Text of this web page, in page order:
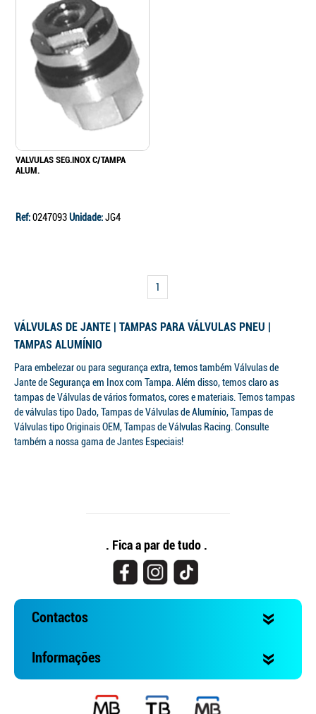
VALVULAS SEG.INOX C/TAMPA
ALUM.
Ref:0247093Unidade:JG4
1
VÁLVULAS DE JANTE | TAMPAS PARA VÁLVULAS PNEU |
TAMPAS ALUMÍNIO
Para embelezar ou para segurança extra, temos também Válvulas de
Jante de Segurança em Inox com Tampa. Além disso, temos claro as
tampas de Válvulas de vários formatos, cores e materiais. Temos tampas
de válvulas tipo Dado, Tampas de Válvulas de Alumínio, Tampas de
Válvulas tipo Originais OEM, Tampas de Válvulas Racing. Consulte
também a nossa gama de Jantes Especiais!
. Fica a par de tudo .
Contactos
Informações